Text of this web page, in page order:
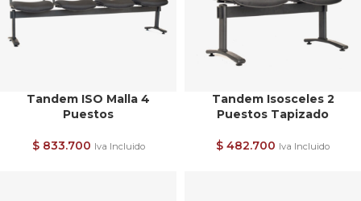
Tandem ISO Malla 4
Puestos
$833.700 Iva Incluido
Tandem Isosceles 2
Puestos Tapizado
$ 482.700 Iva Incluido